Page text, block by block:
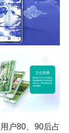
户80、90后占